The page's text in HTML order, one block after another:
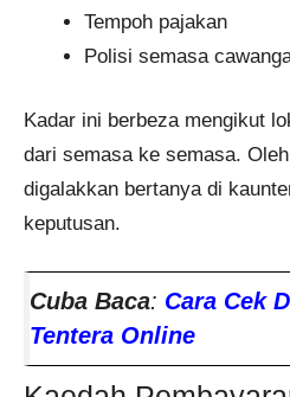
Tempoh pajakan
Polisi semasa
Kadar ini berbeza mengikut
dari semasa ke semasa.
digalakkan bertanya di
keputusan.
Cuba Baca: Cara Cek
Tentera Online